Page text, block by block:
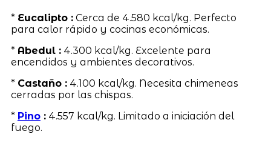
* Eucalipto :Cerca de 4.580 kcal/kg. Perfecto
para calor rápido y cocinas económicas.
* Abedul :4.300 kcal/kg. Excelente para
encendidos y ambientes decorativos.
* Castaño :4.100 kcal/kg. Necesita chimeneas
cerradas por las chispas.
* Pino:4.557 kcal/kg. Limitado a iniciación del
fuego.